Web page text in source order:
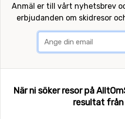
Anmäl er till vårt nyhetsbrev
erbjudanden om skidresor
När ni söker resor på
resultat från